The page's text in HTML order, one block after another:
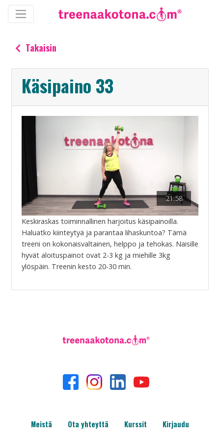
Takaisin
Käsipaino 33
21:58
Keskiraskas toiminnallinen harjoitus käsipainoilla.
Haluatko kiinteytyä ja parantaa lihaskuntoa? Tämä
treeni on kokonaisvaltainen, helppo ja tehokas. Naisille
hyvät aloituspainot ovat 2-3 kg ja miehille 3kg
ylöspäin. Treenin kesto 20-30 min.
Meistä Ota yhteyttä Kurssit
Kirjaudu